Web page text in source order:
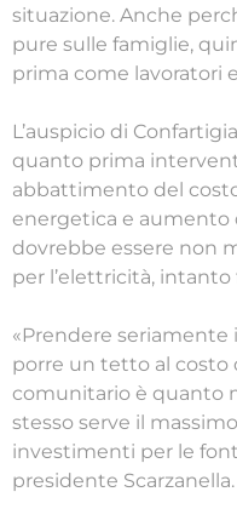
situazione. Anche
pure sulle famiglie,
prima come lavoratori
L’auspicio di
quanto prima
abbattimento del
energetica e aumento
dovrebbe essere non
per l’elettricità,
«Prendere seriamente
porre un tetto al costo
comunitario è quanto
stesso serve il
investimenti per le
presidente Scarzanella.